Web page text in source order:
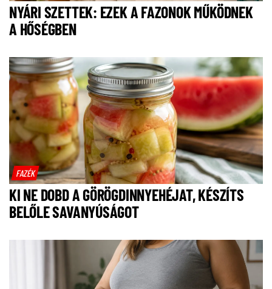
NYÁRI SZETTEK: EZEK A FAZONOK MŰKÖDNEK
A HŐSÉGBEN
FAZÉK
KI NE DOBD A GÖRÖGDINNYEHÉJAT, KÉSZÍTS
BELŐLE SAVANYÚSÁGOT